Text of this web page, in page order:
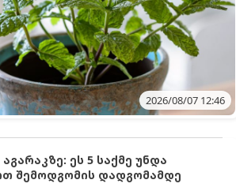
2026/08/07 12:46
ეს 5 საქმე უნდა
შემოდგომის დადგომამდე